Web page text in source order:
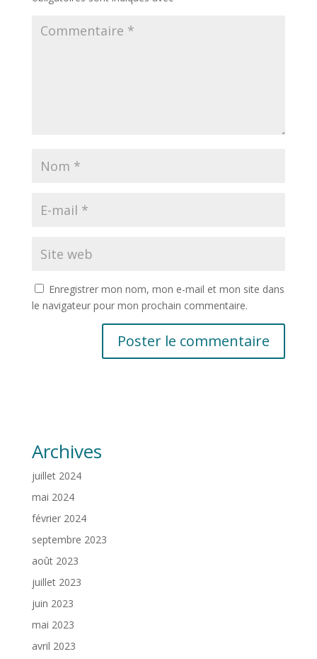
Enregistrer mon nom, mon e-mail et mon site dans
le navigateur pour mon prochain commentaire.
Archives
juillet 2024
mai 2024
février 2024
septembre 2023
août 2023
juillet 2023
juin 2023
mai 2023
avril 2023